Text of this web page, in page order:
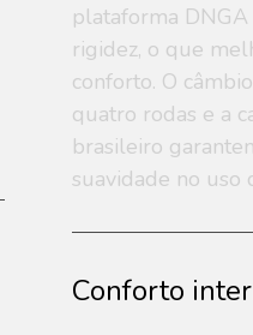
plataforma
rigidez, o que
conforto. O
quatro rodas e a
brasileiro
suavidade no uso
Conforto